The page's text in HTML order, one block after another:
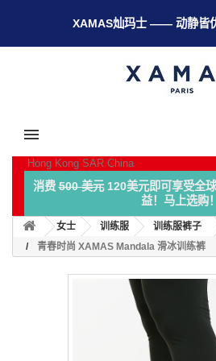
XAMAS灿玛士 —— 动静皆
Hong Kong SAR China
消费500 美元120美元即可享受全
益！马上选购！
女士 训练服
训练服裤子
青春时尚 XAMAS Mandala 滑冰训练裤